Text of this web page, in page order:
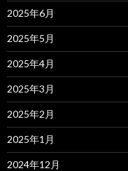
2025年6月
2025年5月
2025年4月
2025年3月
2025年2月
2025年1月
2024年12月